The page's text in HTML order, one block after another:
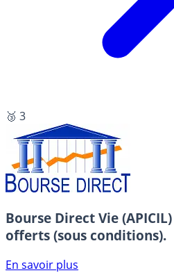
🥉 3
Bourse Direct Vie (APICIL)
offerts (sous conditions).
En savoir plus